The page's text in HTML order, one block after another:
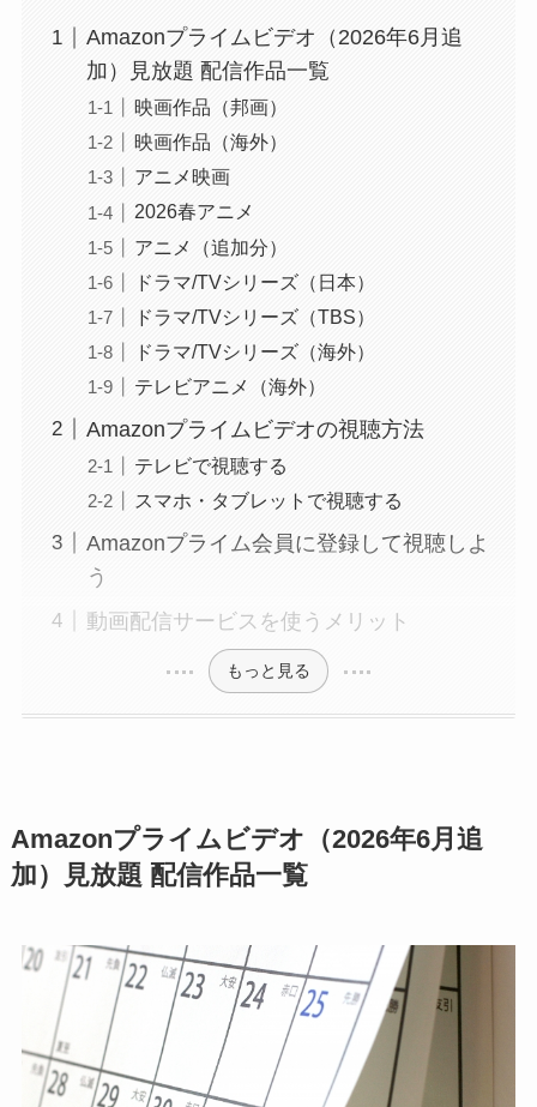
Amazonプライムビデオ（2026年6月追
加）見放題 配信作品一覧
映画作品（邦画）
映画作品（海外）
アニメ映画
2026春アニメ
アニメ（追加分）
ドラマ/TVシリーズ（日本）
ドラマ/TVシリーズ（TBS）
ドラマ/TVシリーズ（海外）
テレビアニメ（海外）
Amazonプライムビデオの視聴方法
テレビで視聴する
スマホ・タブレットで視聴する
Amazonプライム会員に登録して視聴しよ
う
動画配信サービスを使うメリット
もっと見る
Amazonプライムビデオ（2026年6月追
加）見放題 配信作品一覧